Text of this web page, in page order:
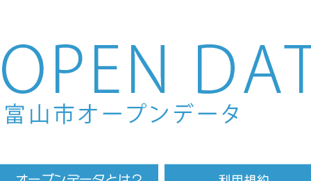
Skip to main content